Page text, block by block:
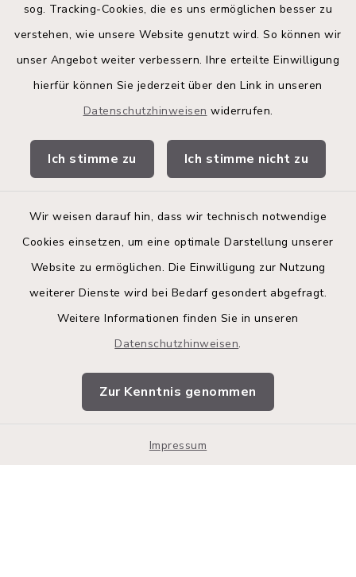
sog. Tracking-Cookies, die es uns ermöglichen besser zu
verstehen, wie unsere Website genutzt wird. So können wir
unser Angebot weiter verbessern. Ihre erteilte Einwilligung
hierfür können Sie jederzeit über den Link in unseren
Datenschutzhinweisen widerrufen.
Ich stimme zu Ich stimme nicht zu
Wir weisen darauf hin, dass wir technisch notwendige
Cookies einsetzen, um eine optimale Darstellung unserer
Website zu ermöglichen. Die Einwilligung zur Nutzung
weiterer Dienste wird bei Bedarf gesondert abgefragt.
Weitere Informationen finden Sie in unseren
Datenschutzhinweisen.
Zur Kenntnis genommen
Impressum
Land Schleswig-Holstein
Kita-Portal
Bürgerinformationsbroschüre
Barrierefreiheit
Impressum
Sitemap